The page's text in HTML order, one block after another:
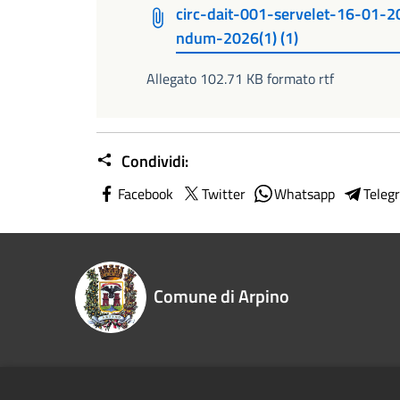
circ-dait-001-servelet-16-01-
ndum-2026(1) (1)
Allegato 102.71 KB formato rtf
Condividi:
Facebook Twitter Whatsapp
Comune di Arpino